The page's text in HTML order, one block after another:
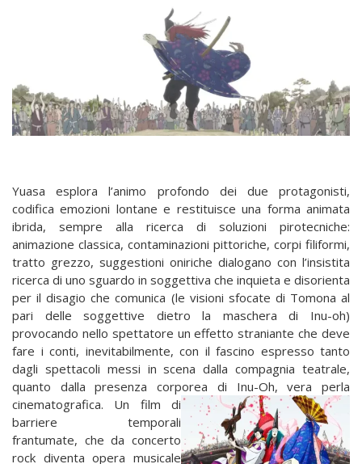
Yuasa esplora l’animo profondo dei due protagonisti,
codifica emozioni lontane e restituisce una forma animata
ibrida, sempre alla ricerca di soluzioni pirotecniche:
animazione classica, contaminazioni pittoriche, corpi filiformi,
tratto grezzo, suggestioni oniriche dialogano con l’insistita
ricerca di uno sguardo in soggettiva che inquieta e disorienta
per il disagio che comunica (le visioni sfocate di Tomona al
pari delle soggettive dietro la maschera di Inu-oh)
provocando nello spettatore un effetto straniante che deve
fare i conti, inevitabilmente, con il fascino espresso tanto
dagli spettacoli messi in scena dalla compagnia teatrale,
quanto dalla presenza corporea di Inu-Oh, vera perla
cinematografica. Un film di
barriere temporali
frantumate, che da concerto
rock diventa opera musicale